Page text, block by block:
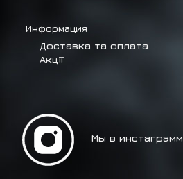
Информация
Доставка та оплата
Акції
Мы в инстаграмм